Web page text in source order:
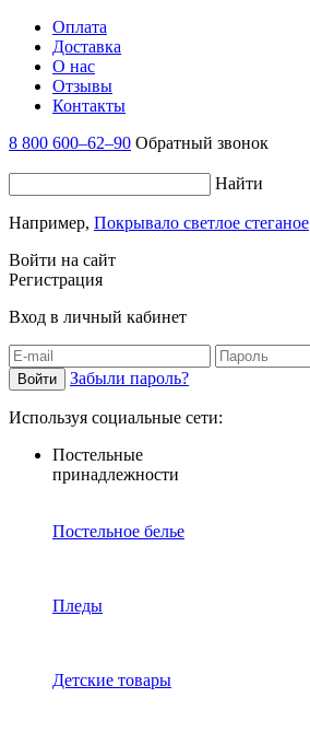
Оплата
Доставка
О нас
Отзывы
Контакты
8 800 600–62–90 Обратный звонок
Найти
Например, Покрывало светлое стеганое
Войти на сайт
Регистрация
Вход в личный кабинет
Забыли пароль?
Используя социальные сети:
Постельные
принадлежности
Постельное белье
Пледы
Детские товары